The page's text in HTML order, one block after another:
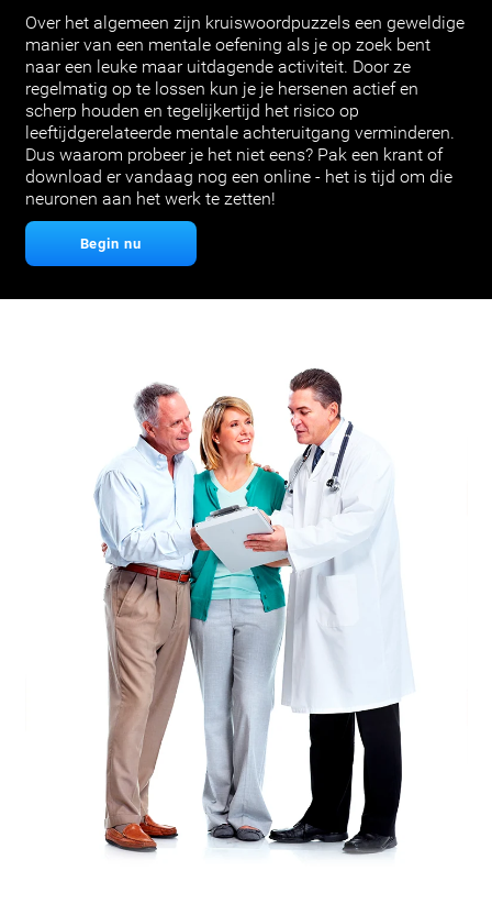
Over het algemeen zijn kruiswoordpuzzels een geweldige
manier van een mentale oefening als je op zoek bent
naar een leuke maar uitdagende activiteit. Door ze
regelmatig op te lossen kun je je hersenen actief en
scherp houden en tegelijkertijd het risico op
leeftijdgerelateerde mentale achteruitgang verminderen.
Dus waarom probeer je het niet eens? Pak een krant of
download er vandaag nog een online - het is tijd om die
neuronen aan het werk te zetten!
Begin nu